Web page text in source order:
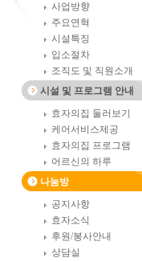
사업방향
주요연혁
시설특징
입소절차
조직도 및 직원소개
시설 및 프로그램 안내
효자의집 둘러보기
케어서비스제공
효자의집 프로그램
어르신의 하루
나눔방
공지사항
효자소식
후원/봉사안내
상담실